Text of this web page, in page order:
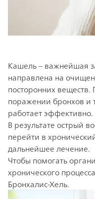
Кашель – важнейшая
направлена на
посторонних
поражении бронхов и
работает эффективно.
В результате острый
перейти в
дальнейшее лечение.
Чтобы помогать
хронического
Бронхалис-Хель.